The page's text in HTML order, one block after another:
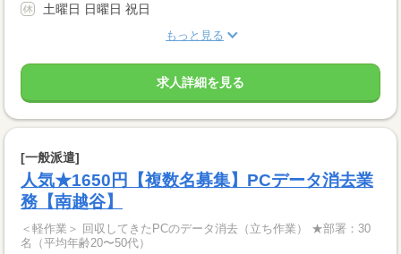
土曜日 日曜日 祝日
もっと見る
求人詳細を見る
[一般派遣]
人気★1650円【複数名募集】PCデータ消去業
務【南越谷】
＜軽作業＞ 回収してきたPCのデータ消去（立ち作業） ★部署：30
名（平均年齢20〜50代）